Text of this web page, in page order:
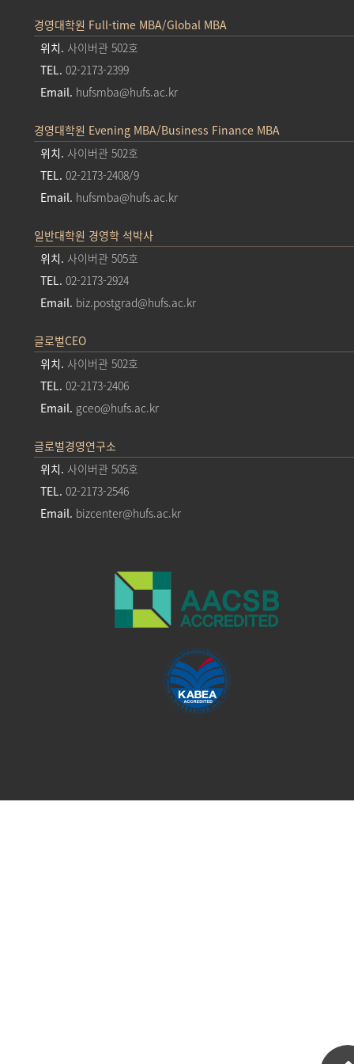
경영대학원 Full-time MBA/Global MBA
위치. 사이버관 502호
TEL. 02-2173-2399
Email. hufsmba@hufs.ac.kr
경영대학원 Evening MBA/Business Finance MBA
위치. 사이버관 502호
TEL. 02-2173-2408/9
Email. hufsmba@hufs.ac.kr
일반대학원 경영학 석박사
위치. 사이버관 505호
TEL. 02-2173-2924
Email. biz.postgrad@hufs.ac.kr
글로벌CEO
위치. 사이버관 502호
TEL. 02-2173-2406
Email. gceo@hufs.ac.kr
글로벌경영연구소
위치. 사이버관 505호
TEL. 02-2173-2546
Email. bizcenter@hufs.ac.kr